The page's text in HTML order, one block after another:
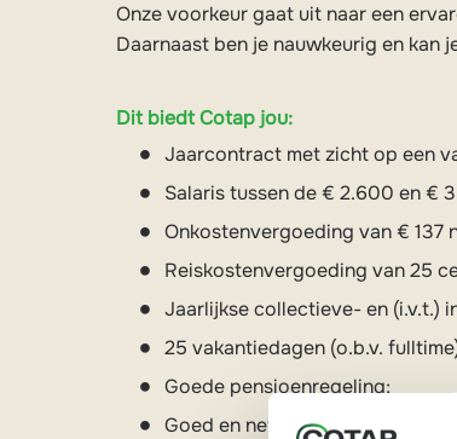
Onze voorkeur gaat uit naar een
Daarnaast ben je nauwkeurig en kan
Dit biedt Cotap jou:
Jaarcontract met zicht op een
Salaris tussen de € 2.600 en €
Onkostenvergoeding van € 137
Reiskostenvergoeding van 25
Jaarlijkse collectieve- en (i.v.t.)
25 vakantiedagen (o.b.v.
Goede pensioenregeling;
Goed en net materiaal;